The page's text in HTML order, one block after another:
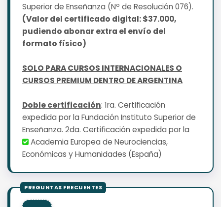
Superior de Enseñanza (Nº de Resolución 076).
(Valor del certificado digital: $37.000,
pudiendo abonar extra el envío del
formato físico)
SOLO PARA CURSOS INTERNACIONALES O
CURSOS PREMIUM DENTRO DE ARGENTINA
Doble certificación: 1ra. Certificación
expedida por la Fundación Instituto Superior de
Enseñanza. 2da. Certificación expedida por la
Academia Europea de Neurociencias,
Económicas y Humanidades (España)